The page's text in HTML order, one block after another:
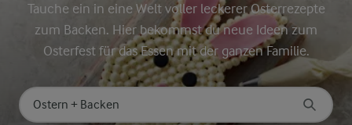
Tauche ein in eine Welt voller leckerer Osterrezepte
zum Backen. Hier bekommst du neue Ideen zum
Osterfest für das Essen mit der ganzen Familie.
Nach Kategorie suchen